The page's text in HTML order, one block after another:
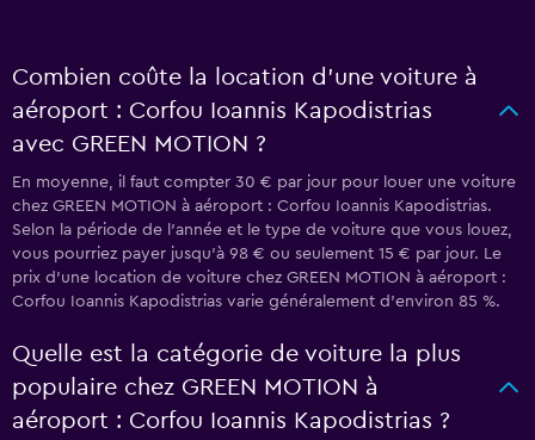
Combien coûte la location d’une voiture à
aéroport : Corfou Ioannis Kapodistrias
avec GREEN MOTION ?
En moyenne, il faut compter 30 € par jour pour louer une voiture
chez GREEN MOTION à aéroport : Corfou Ioannis Kapodistrias.
Selon la période de l'année et le type de voiture que vous louez,
vous pourriez payer jusqu'à 98 € ou seulement 15 € par jour. Le
prix d'une location de voiture chez GREEN MOTION à aéroport :
Corfou Ioannis Kapodistrias varie généralement d'environ 85 %.
Quelle est la catégorie de voiture la plus
populaire chez GREEN MOTION à
aéroport : Corfou Ioannis Kapodistrias ?